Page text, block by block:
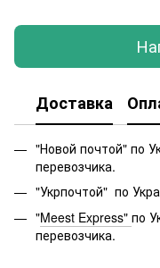
Доставка
"Новой почтой" по
перевозчика.
"Укрпочтой" по
"Meest Express" по
перевозчика.